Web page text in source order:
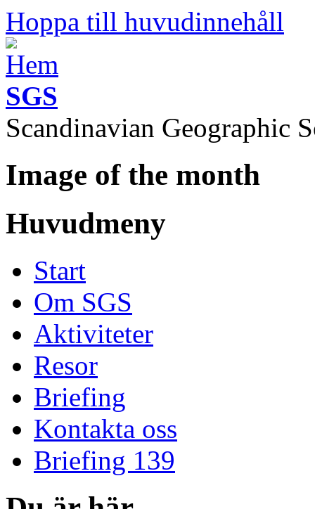
Hoppa till huvudinnehåll
SGS
Scandinavian Geographic
Image of the month
Huvudmeny
Start
Om SGS
Aktiviteter
Resor
Briefing
Kontakta oss
Briefing 139